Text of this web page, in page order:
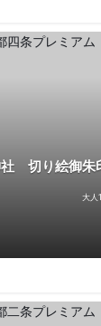
社 切り絵御
大人